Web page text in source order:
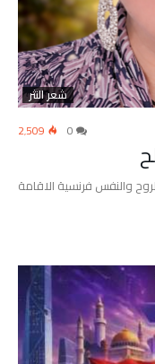
شعر النثر
2٬509
والنفس فرنسية الاقامة